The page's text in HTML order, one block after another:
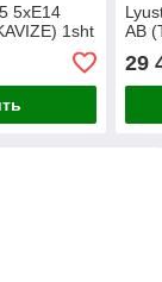
5хE14
1sht
AB
29